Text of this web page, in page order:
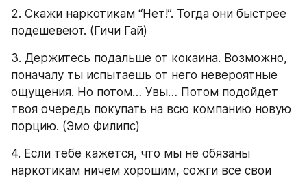
2. Скажи наркотикам “Нет!”. Тогда они быстрее
подешевеют. (Гичи Гай)
3. Держитесь подальше от кокаина. Возможно,
поначалу ты испытаешь от него невероятные
ощущения. Но потом… Увы… Потом подойдет
твоя очередь покупать на всю компанию новую
порцию. (Эмо Филипс)
4. Если тебе кажется, что мы не обязаны
наркотикам ничем хорошим, сожги все свои